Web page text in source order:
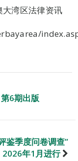
大湾区法律资讯
6期出版
鉴季度问卷调查”
2026年1月进行